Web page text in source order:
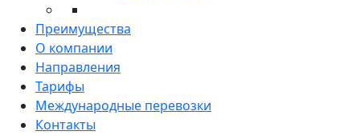
Преимущества
О компании
Направления
Тарифы
Международные перевозки
Контакты